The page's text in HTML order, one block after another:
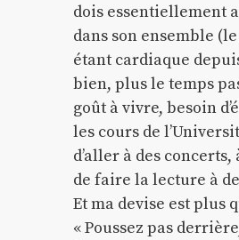
dois essentiellement
dans son ensemble
étant cardiaque
bien, plus le temps
goût à vivre, besoin
les cours de
d’aller à des
de faire la lecture à
Et ma devise est plus
« Poussez pas